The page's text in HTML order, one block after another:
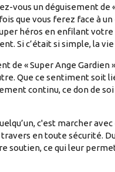
vous un déguisement de
que vous ferez face à
héros en enfilant
Si c’était si simple, la
de « Super Ange Gardien
Que ce sentiment
continu, ce don de
c'est marcher
travers en toute sécurité.
soutien, ce qui leur